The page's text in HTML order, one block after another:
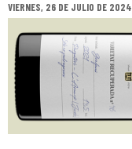
VIERNES, 26 DE JULIO DE 2024